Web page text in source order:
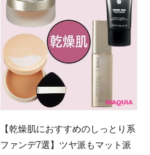
【乾燥肌におすすめのしっとり系
ファンデ7選】ツヤ派もマット派